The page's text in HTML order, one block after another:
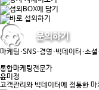
마케팅·SNS·경영·빅데이터·소
통합마케팅전문가
윤미정
고객관리와 빅데이터에 정통한